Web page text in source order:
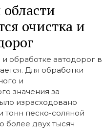
очистка и
и обработке автодорог в
Для обработки
и
значения за
израсходовано
тонн песко-соляной
более двух тысяч